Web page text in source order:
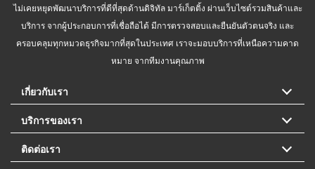
ไม่เคยหยุดพัฒนาบริการที่ดีที่สุดด้านดิจิทัล มาร์เก็ตติ้ง ผ่านเว็บไซต์รวมสินค้าและ
บริการ จากผู้ประกอบการที่เชื่อถือได้ มีการตรวจสอบและยืนยันตัวตนจริง และ
ครอบคลุมทุกหมวดธุรกิจมากที่สุดในประเทศ เราจะมอบบริการที่เหนือความคาด
หมาย จากทีมงานคุณภาพ
เกี่ยวกับเรา
บริการของเรา
ติดต่อเรา